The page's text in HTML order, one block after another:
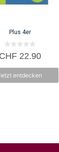
Plus 4er
0
v
5
CHF22.90
entdecken